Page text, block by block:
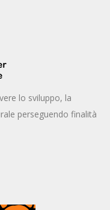
lo sviluppo, la
perseguendo finalità